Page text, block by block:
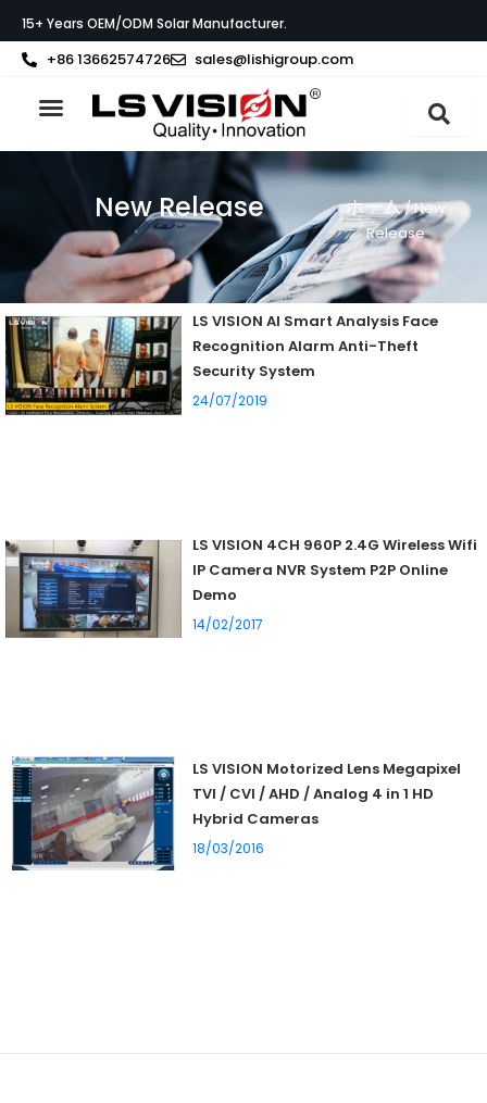
容 15+ Years OEM/ODM Solar Manufacturer.
+86 13662574726 sales@lishigroup.com
New Release ホーム/ New
Release
LS VISION AI Smart Analysis Face
Recognition Alarm Anti-Theft
Security System
24/07/2019
LS VISION 4CH 960P 2.4G Wireless Wifi
IP Camera NVR System P2P Online
Demo
14/02/2017
LS VISION Motorized Lens Megapixel
TVI / CVI / AHD / Analog 4 in 1 HD
Hybrid Cameras
18/03/2016